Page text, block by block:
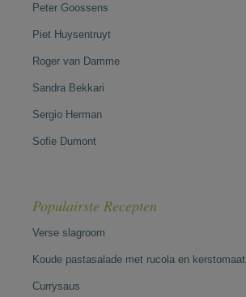
Peter Goossens
Piet Huysentruyt
Roger van Damme
Sandra Bekkari
Sergio Herman
Sofie Dumont
Populairste Recepten
Verse slagroom
Koude pastasalade met rucola en kerstomaat
Currysaus